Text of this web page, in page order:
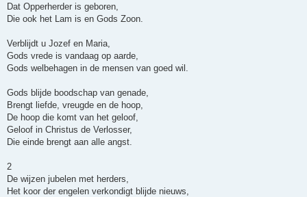
Dat Opperherder is geboren,
Die ook het Lam is en Gods Zoon.
Verblijdt u Jozef en Maria,
Gods vrede is vandaag op aarde,
Gods welbehagen in de mensen van goed wil.
Gods blijde boodschap van genade,
Brengt liefde, vreugde en de hoop,
De hoop die komt van het geloof,
Geloof in Christus de Verlosser,
Die einde brengt aan alle angst.
2
De wijzen jubelen met herders,
Het koor der engelen verkondigt blijde nieuws,